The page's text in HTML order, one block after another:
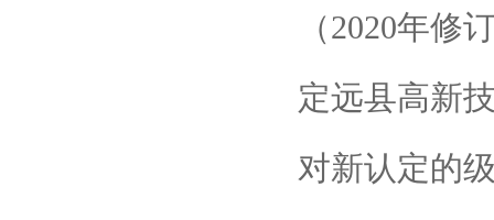
（2020年修
定远县高新
对新认定的